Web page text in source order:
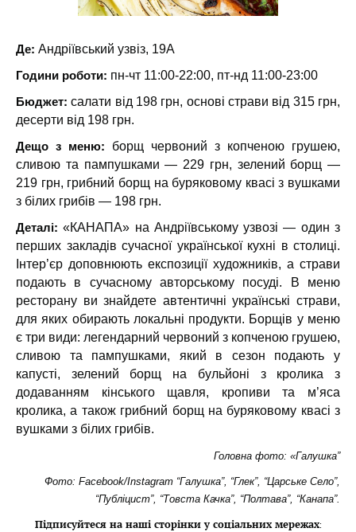
Де: Андріївський узвіз, 19А
Години роботи: пн-чт 11:00-22:00, пт-нд 11:00-23:00
Бюджет:салати від 198 грн, основі страви від 315 грн,
десерти від 198 грн.
Дещо з меню: борщ червоний з копченою грушею,
сливою та пампушками — 229 грн, зелений борщ —
219 грн, грибний борщ на буряковому квасі з вушками
з білих грибів — 198 грн.
Деталі: «КАНАПА» на Андріївському узвозі — один з
перших закладів сучасної української кухні в столиці.
Інтер’єр доповнюють експозиції художників, а страви
подають в сучасному авторському посуді. В меню
ресторану ви знайдете автентичні українські страви,
для яких обирають локальні продукти. Борщів у меню
є три види: легендарний червоний з копченою грушею,
сливою та пампушками, який в сезон подають у
капусті, зелений борщ на бульйоні з кролика з
додаванням кінського щавля, кропиви та м’яса
кролика, а також грибний борщ на буряковому квасі з
вушками з білих грибів.
Головна фото: «Галушка”
Фото: Facebook/Instagram “Галушка”, “Глек”, “Царське Село”,
“Публіцист”, “Товста Качка”, “Полтава”, “Канапа”.
Підписуйтеся на наші сторінки у соціальних мережах: